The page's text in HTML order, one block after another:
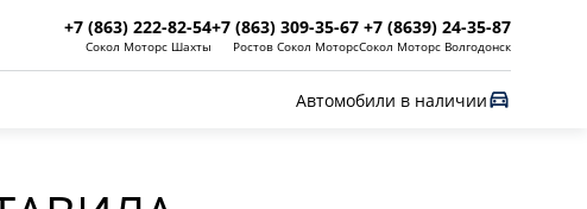
+7 (863) 222-82-54
Сокол Моторс Шахты
+7 (863) 309-35-67
Ростов Сокол Моторс
+7 (8639) 24-35-87
Сокол Моторс Волгодонск
Автомобили в наличии